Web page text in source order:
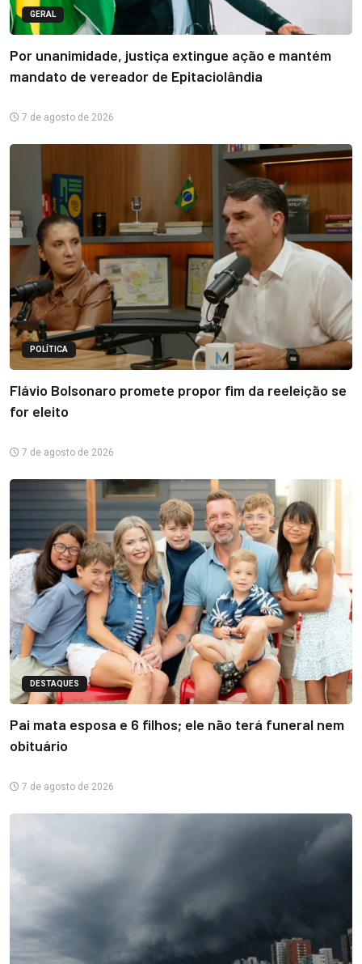
GERAL
Por unanimidade, justiça extingue ação e mantém
mandato de vereador de Epitaciolândia
7 de agosto de 2026
POLÍTICA
Flávio Bolsonaro promete propor fim da reeleição se
for eleito
7 de agosto de 2026
DESTAQUES
Pai mata esposa e 6 filhos; ele não terá funeral nem
obituário
7 de agosto de 2026